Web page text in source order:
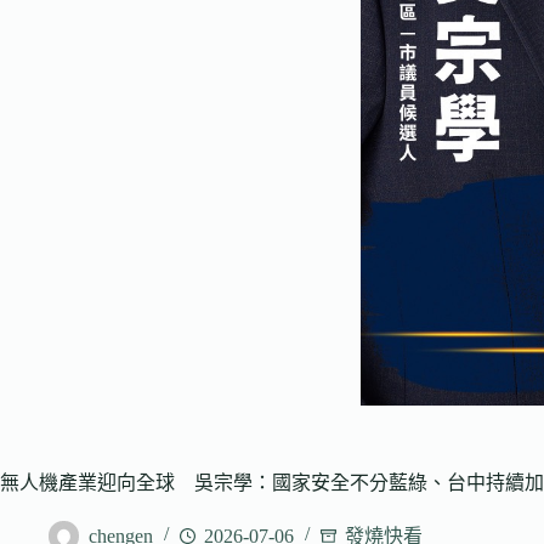
無人機產業迎向全球 吳宗學：國家安全不分藍綠、台中持續
chengen 2026-07-06 發燒快看